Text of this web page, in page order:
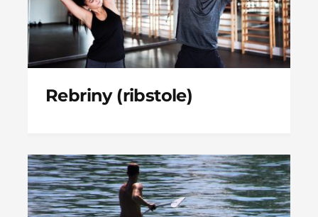
Rebriny (ribstole)